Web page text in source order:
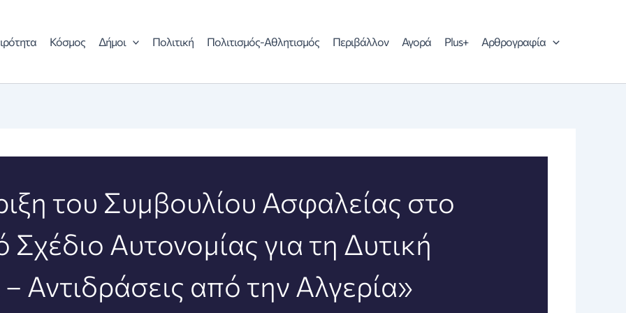
Κόσμος Δήμοι Πολιτική Πολιτισμός-Αθλητισμός Περιβάλλον Αγορά Plus+ Αρθρογραφία
του Συμβουλίου Ασφαλείας στο
Αυτονομίας για τη Δυτική
Αντιδράσεις από την Αλγερία»